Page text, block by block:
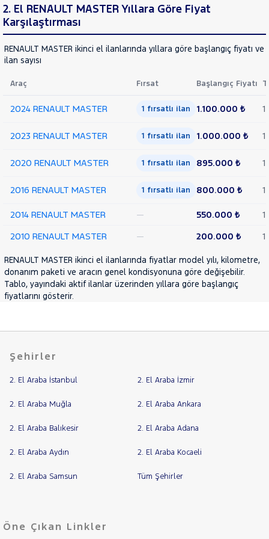
FLUENCE
KADJAR
KANGOO
KANGOO
MULTIX
2.3
2.3 DCI
2.3
L3H2
DCI
2.5
DCI
9.1M3
Panelvan
165 BG
Turbo
Tek
MEGANE
2. El RENAULT MASTER Yıllara Göre Fiyat
Karşılaştırması
RENAULT MASTER ikinci el ilanlarında yıllara göre başlangıç fiyatı
ilan sayısı
Araç Fırsat Başlangıç Fiyatı
2024 RENAULT MASTER 1 fırsatlı ilan 1.100.000 ₺ 1
2023 RENAULT MASTER 1 fırsatlı ilan 1.000.000 ₺ 1
2020 RENAULT MASTER 1 fırsatlı ilan 895.000 ₺ 1
2016 RENAULT MASTER 1 fırsatlı ilan 800.000 ₺ 1
2014 RENAULT MASTER — 550.000 ₺
1
2010 RENAULT MASTER
— 200.000 ₺ 1
RENAULT MASTER ikinci el ilanlarında fiyatlar model yılı, kilometre,
donanım paketi ve aracın genel kondisyonuna göre değişebilir.
Tablo, yayındaki aktif ilanlar üzerinden yıllara göre başlangıç
fiyatlarını gösterir.
Şehirler
2. El Araba İstanbul 2. El Araba İzmir
2. El Araba Muğla 2. El Araba Ankara
2. El Araba Balıkesir 2. El Araba Adana
2. El Araba Aydın 2. El Araba Kocaeli
2. El Araba Samsun Tüm Şehirler
Öne Çıkan Linkler